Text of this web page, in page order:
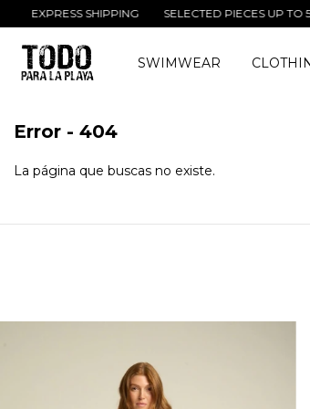
EXPRESS SHIPPING SELECTED PIECES UP TO 50%
SWIMWEAR
Error - 404
La página que buscas no existe.